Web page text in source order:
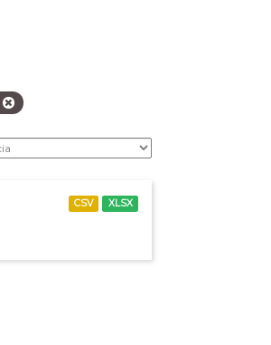
CSV XLSX